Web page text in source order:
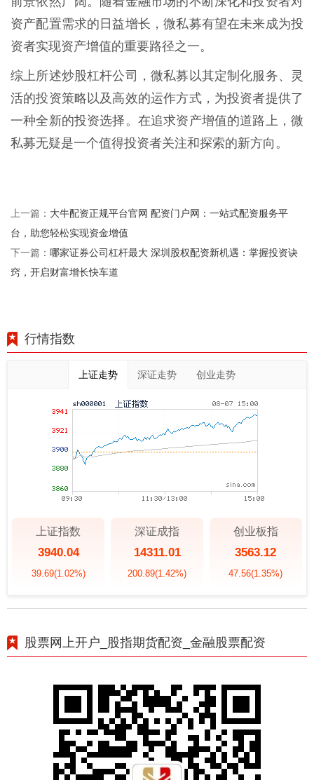
资产配置需求的日益增长，微私募有望在未来成为投
资者实现资产增值的重要路径之一。
综上所述炒股杠杆公司，微私募以其定制化服务、灵
活的投资策略以及高效的运作方式，为投资者提供了
一种全新的投资选择。在追求资产增值的道路上，微
私募无疑是一个值得投资者关注和探索的新方向。
上一篇： 大牛配资正规平台官网 配资门户网：一站式配资服务平
台，助您轻松实现资金增值
下一篇： 哪家证券公司杠杆最大 深圳股权配资新机遇：掌握投资诀
窍，开启财富增长快车道
行情指数
上证走势 深证走势 创业走势
上证指数
3940.04
39.69(1.02%)
深证成指
14311.01
200.89(1.42%)
创业板指
3563.12
47.56(1.35%)
股票网上开户_股指期货配资_金融股票配资